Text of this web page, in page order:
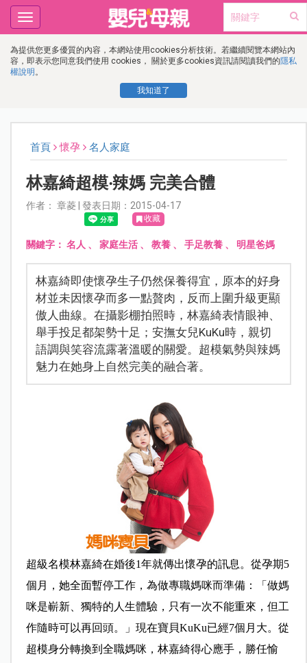
為提供您更多優質的內容，本網站使用cookies分析技術。若繼續閱覽本網站內
容，即表示您同意我們使用 cookies， 關於更多cookies資訊請閱讀我們的隱私
權說明 。
我知道了
Toggle
navigation
首頁 懷孕 名人家庭
林嘉綺超模‧辣媽 完美合體
作者： 章菱 | 發表日期：2015-04-17
收藏
關鍵字： 名人 、 家庭生活、 教養、 手足教養、 明星爸媽
林嘉綺即使懷孕生子仍然保養得宜，原本的好身
材並未因懷孕而多一點贅肉，反而上圍升級更顯
傲人曲線。在攝影棚拍照時，林嘉綺表情眼神、
舉手投足都架勢十足；安撫女兒KuKu時，親切
語調與笑容流露著溫暖的關愛。超模氣勢與辣媽
魅力在她身上自然完美的融合著。
超級名模林嘉綺在婚後1年就傳出懷孕的訊息。從孕期5
個月，她全面暫停工作，為做專職媽咪而準備：「做媽
咪是嶄新、獨特的人生體驗，只有一次不能重來，但工
作隨時可以再回頭。」現在寶貝KuKu已經7個月大。從
超模身分轉換到全職媽咪，林嘉綺得心應手，勝任愉